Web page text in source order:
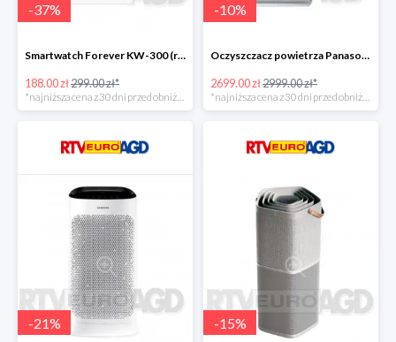
-37%
Smartwatch Forever KW-300 (różowy) + głośnik Rabbit ABS-100 -111zł
188.00 zł299.00 zł*
*najniższa cena z 30 dni przed obniżką
-10%
Oczyszczacz powietrza Panasonic FVXR90GK -300zł
2699.00 zł2999.00 zł*
*najniższa cena z 30 dni przed obniżką
-21% -15%